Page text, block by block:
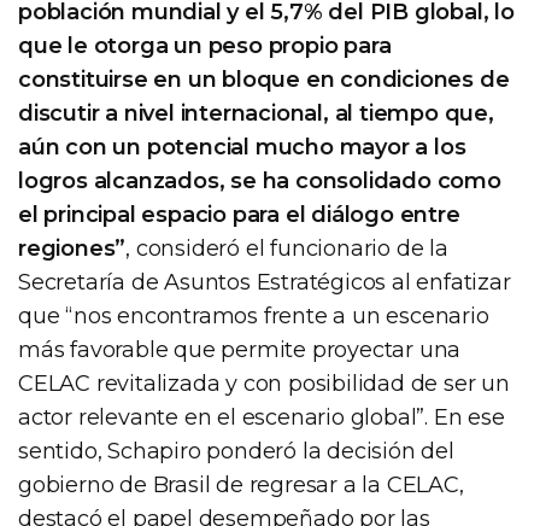
población mundial y el 5,7% del PIB global, lo
que le otorga un peso propio para
constituirse en un bloque en condiciones de
discutir a nivel internacional, al tiempo que,
aún con un potencial mucho mayor a los
logros alcanzados, se ha consolidado como
el principal espacio para el diálogo entre
regiones”, consideró el funcionario de la
Secretaría de Asuntos Estratégicos al enfatizar
que “nos encontramos frente a un escenario
más favorable que permite proyectar una
CELAC revitalizada y con posibilidad de ser un
actor relevante en el escenario global”. En ese
sentido, Schapiro ponderó la decisión del
gobierno de Brasil de regresar a la CELAC,
destacó el papel desempeñado por las